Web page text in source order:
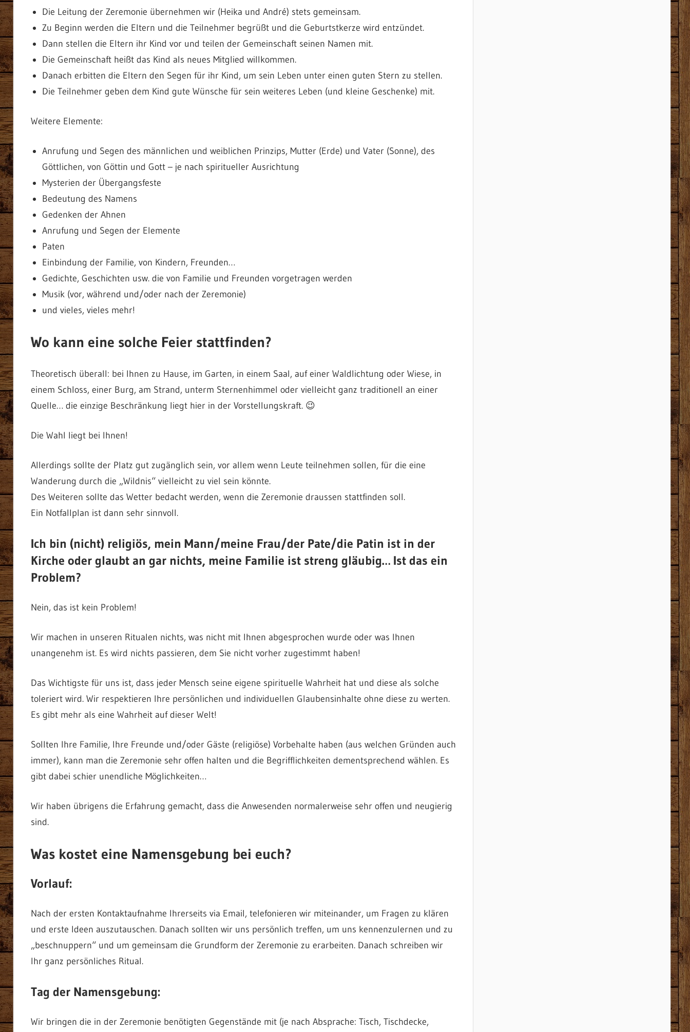
Die Leitung der Zeremonie übernehmen wir (Heika und André) stets gemeinsam.
Zu Beginn werden die Eltern und die Teilnehmer begrüßt und die Geburtstkerze wird entzündet.
Dann stellen die Eltern ihr Kind vor und teilen der Gemeinschaft seinen Namen mit.
Die Gemeinschaft heißt das Kind als neues Mitglied willkommen.
Danach erbitten die Eltern den Segen für ihr Kind, um sein Leben unter einen guten Stern zu stellen.
Die Teilnehmer geben dem Kind gute Wünsche für sein weiteres Leben (und kleine Geschenke) mit.
Weitere Elemente:
Anrufung und Segen des männlichen und weiblichen Prinzips, Mutter (Erde) und Vater (Sonne), des
Göttlichen, von Göttin und Gott – je nach spiritueller Ausrichtung
Mysterien der Übergangsfeste
Bedeutung des Namens
Gedenken der Ahnen
Anrufung und Segen der Elemente
Paten
Einbindung der Familie, von Kindern, Freunden…
Gedichte, Geschichten usw. die von Familie und Freunden vorgetragen werden
Musik (vor, während und/oder nach der Zeremonie)
und vieles, vieles mehr!
Wo kann eine solche Feier stattfinden?
Theoretisch überall: bei Ihnen zu Hause, im Garten, in einem Saal, auf einer Waldlichtung oder Wiese, in
einem Schloss, einer Burg, am Strand, unterm Sternenhimmel oder vielleicht ganz traditionell an einer
Quelle… die einzige Beschränkung liegt hier in der Vorstellungskraft. 😉
Die Wahl liegt bei Ihnen!
Allerdings sollte der Platz gut zugänglich sein, vor allem wenn Leute teilnehmen sollen, für die eine
Wanderung durch die „Wildnis“ vielleicht zu viel sein könnte.
Des Weiteren sollte das Wetter bedacht werden, wenn die Zeremonie draussen stattfinden soll.
Ein Notfallplan ist dann sehr sinnvoll.
Ich bin (nicht) religiös, mein Mann/meine Frau/der Pate/die Patin ist in der
Kirche oder glaubt an gar nichts, meine Familie ist streng gläubig… Ist das ein
Problem?
Nein, das ist kein Problem!
Wir machen in unseren Ritualen nichts, was nicht mit Ihnen abgesprochen wurde oder was Ihnen
unangenehm ist. Es wird nichts passieren, dem Sie nicht vorher zugestimmt haben!
Das Wichtigste für uns ist, dass jeder Mensch seine eigene spirituelle Wahrheit hat und diese als solche
toleriert wird. Wir respektieren Ihre persönlichen und individuellen Glaubensinhalte ohne diese zu werten.
Es gibt mehr als eine Wahrheit auf dieser Welt!
Sollten Ihre Familie, Ihre Freunde und/oder Gäste (religiöse) Vorbehalte haben (aus welchen Gründen auch
immer), kann man die Zeremonie sehr offen halten und die Begrifflichkeiten dementsprechend wählen. Es
gibt dabei schier unendliche Möglichkeiten…
Wir haben übrigens die Erfahrung gemacht, dass die Anwesenden normalerweise sehr offen und neugierig
sind.
Was kostet eine Namensgebung bei euch?
Vorlauf:
Nach der ersten Kontaktaufnahme Ihrerseits via Email, telefonieren wir miteinander, um Fragen zu klären
und erste Ideen auszutauschen. Danach sollten wir uns persönlich treffen, um uns kennenzulernen und zu
„beschnuppern“ und um gemeinsam die Grundform der Zeremonie zu erarbeiten. Danach schreiben wir
Ihr ganz persönliches Ritual.
Tag der Namensgebung:
Wir bringen die in der Zeremonie benötigten Gegenstände mit (je nach Absprache: Tisch, Tischdecke,